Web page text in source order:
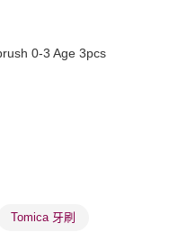
運費
作天送達
0-3 Age 3pcs
Tomica 牙刷